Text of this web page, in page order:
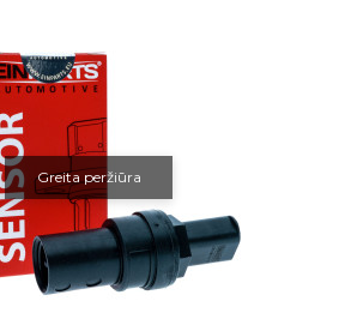
Greita peržiūra